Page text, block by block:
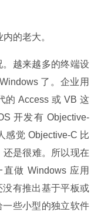
的老大。
越来越多的终端设
了。企业用
的 Access 或 VB 这
开发有 Objective-
感觉 Objective-C 比
是很难。所以现在
做 Windows 应用
有推出基于平板或
些小型的独立软件